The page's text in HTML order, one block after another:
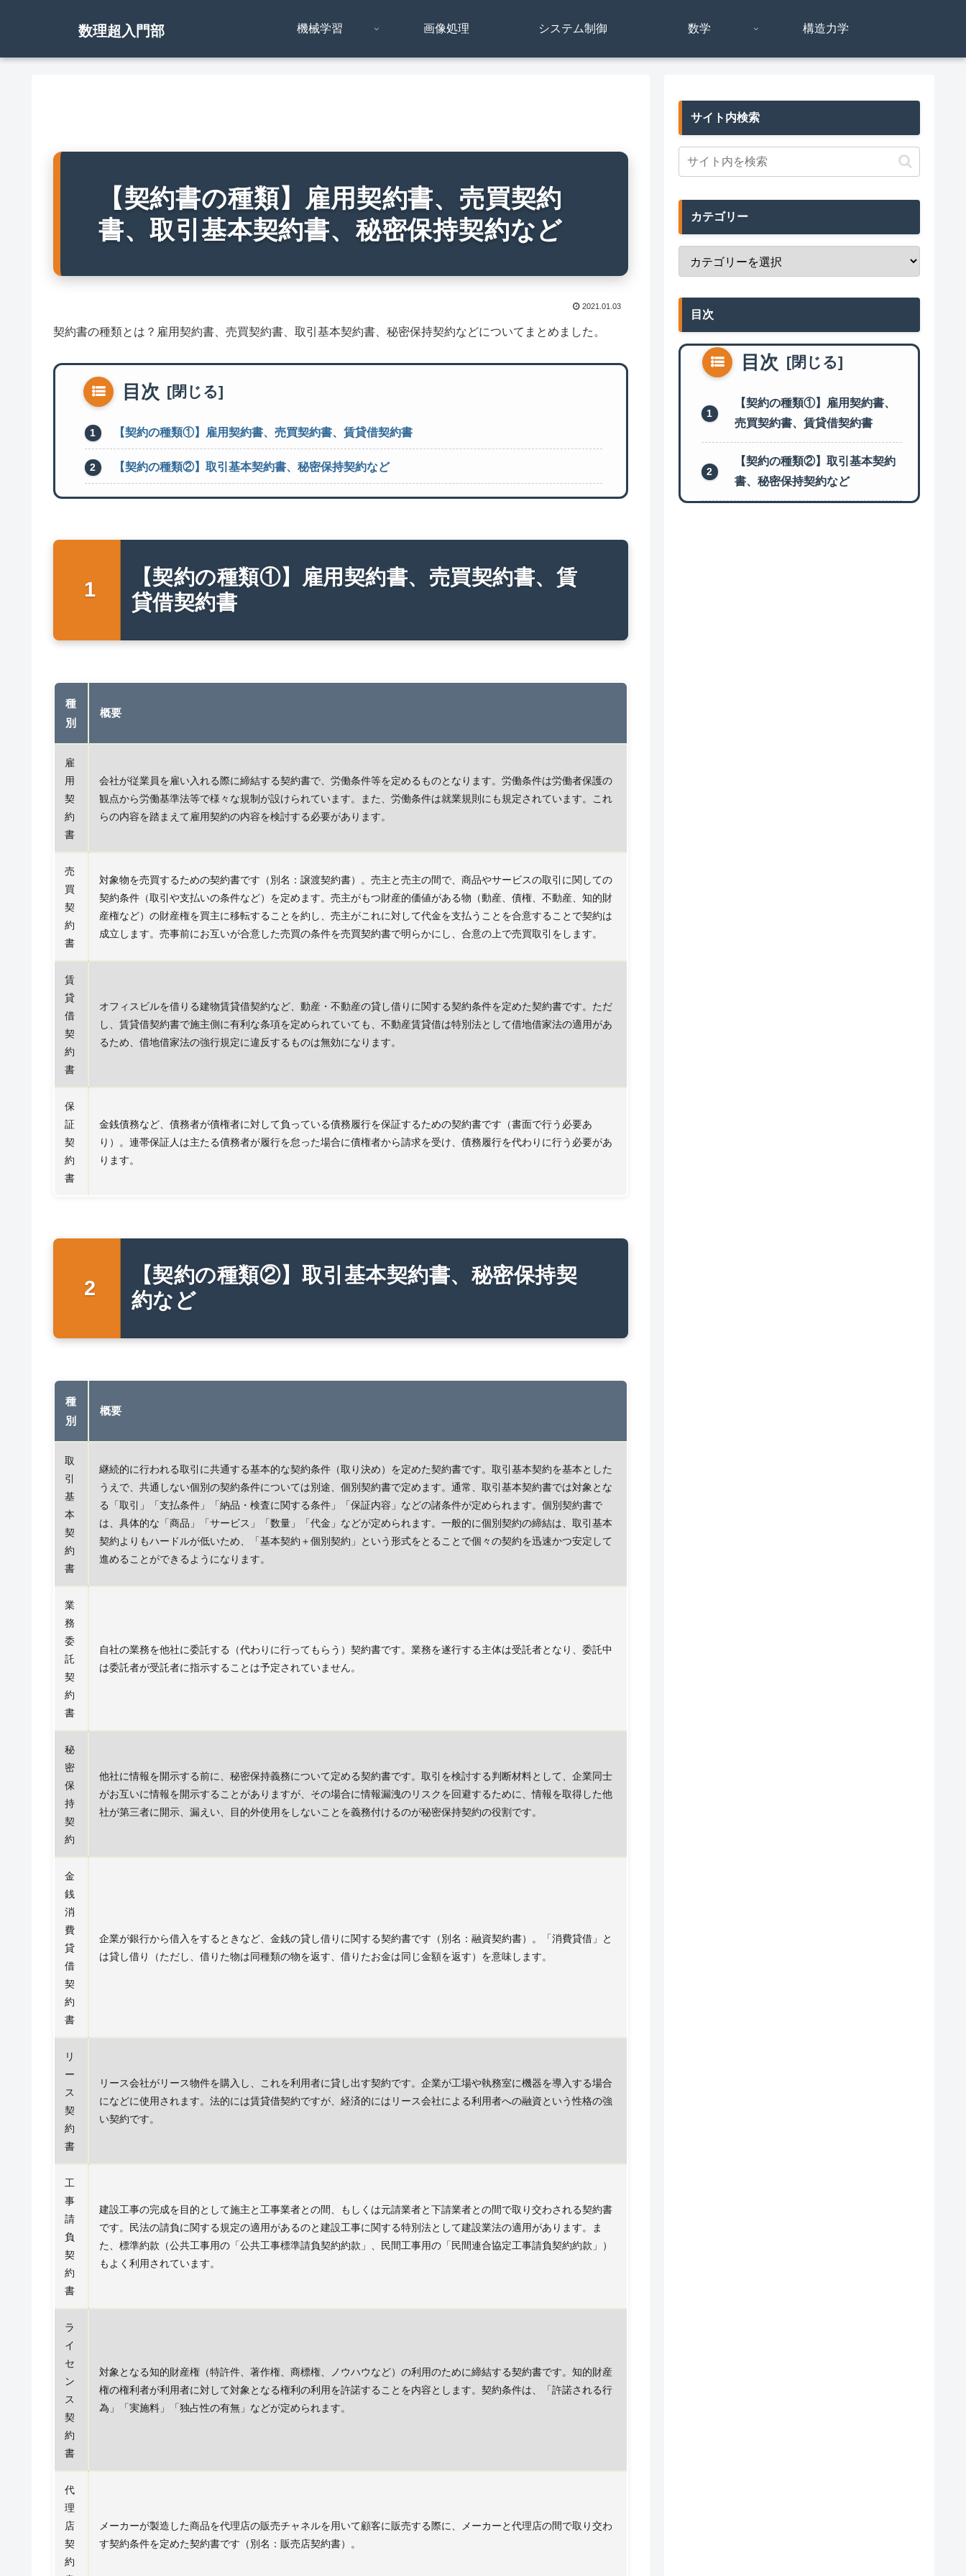
数理超入門部 機械学習 画像処理 システム制御 数学 構造力学
【契約書の種類】雇用契約書、売買契約
書、取引基本契約書、秘密保持契約など
2021.01.03
契約書の種類とは？雇用契約書、売買契約書、取引基本契約書、秘密保持契約などについてまとめました。
目次
【契約の種類①】雇用契約書、売買契約書、賃貸借契約書
【契約の種類②】取引基本契約書、秘密保持契約など
【契約の種類①】雇用契約書、売買契約書、賃
貸借契約書
種
別
概要
雇
用
契
約
書
会社が従業員を雇い入れる際に締結する契約書で、労働条件等を定めるものとなります。労働条件は労働者保護の
観点から労働基準法等で様々な規制が設けられています。また、労働条件は就業規則にも規定されています。これ
らの内容を踏まえて雇用契約の内容を検討する必要があります。
売
買
契
約
書
対象物を売買するための契約書です（別名：譲渡契約書）。売主と売主の間で、商品やサービスの取引に関しての
契約条件（取引や支払いの条件など）を定めます。売主がもつ財産的価値がある物（動産、債権、不動産、知的財
産権など）の財産権を買主に移転することを約し、売主がこれに対して代金を支払うことを合意することで契約は
成立します。売事前にお互いが合意した売買の条件を売買契約書で明らかにし、合意の上で売買取引をします。
賃
貸
借
契
約
書
オフィスビルを借りる建物賃貸借契約など、動産・不動産の貸し借りに関する契約条件を定めた契約書です。ただ
し、賃貸借契約書で施主側に有利な条項を定められていても、不動産賃貸借は特別法として借地借家法の適用があ
るため、借地借家法の強行規定に違反するものは無効になります。
保
証
契
約
書
金銭債務など、債務者が債権者に対して負っている債務履行を保証するための契約書です（書面で行う必要あ
り）。連帯保証人は主たる債務者が履行を怠った場合に債権者から請求を受け、債務履行を代わりに行う必要があ
ります。
【契約の種類②】取引基本契約書、秘密保持契
約など
種
別
概要
取
引
基
本
契
約
書
継続的に行われる取引に共通する基本的な契約条件（取り決め）を定めた契約書です。取引基本契約を基本とした
うえで、共通しない個別の契約条件については別途、個別契約書で定めます。通常、取引基本契約書では対象とな
る「取引」「支払条件」「納品・検査に関する条件」「保証内容」などの諸条件が定められます。個別契約書で
は、具体的な「商品」「サービス」「数量」「代金」などが定められます。一般的に個別契約の締結は、取引基本
契約よりもハードルが低いため、「基本契約＋個別契約」という形式をとることで個々の契約を迅速かつ安定して
進めることができるようになります。
業
務
委
託
契
約
書
自社の業務を他社に委託する（代わりに行ってもらう）契約書です。業務を遂行する主体は受託者となり、委託中
は委託者が受託者に指示することは予定されていません。
秘
密
保
持
契
約
他社に情報を開示する前に、秘密保持義務について定める契約書です。取引を検討する判断材料として、企業同士
がお互いに情報を開示することがありますが、その場合に情報漏洩のリスクを回避するために、情報を取得した他
社が第三者に開示、漏えい、目的外使用をしないことを義務付けるのが秘密保持契約の役割です。
金
銭
消
費
貸
借
契
約
書
企業が銀行から借入をするときなど、金銭の貸し借りに関する契約書です（別名：融資契約書）。「消費貸借」と
は貸し借り（ただし、借りた物は同種類の物を返す、借りたお金は同じ金額を返す）を意味します。
リ
ー
ス
契
約
書
リース会社がリース物件を購入し、これを利用者に貸し出す契約です。企業が工場や執務室に機器を導入する場合
になどに使用されます。法的には賃貸借契約ですが、経済的にはリース会社による利用者への融資という性格の強
い契約です。
工
事
請
負
契
約
書
建設工事の完成を目的として施主と工事業者との間、もしくは元請業者と下請業者との間で取り交わされる契約書
です。民法の請負に関する規定の適用があるのと建設工事に関する特別法として建設業法の適用があります。ま
た、標準約款（公共工事用の「公共工事標準請負契約約款」、民間工事用の「民間連合協定工事請負契約約款」）
もよく利用されています。
ラ
イ
セ
ン
ス
契
約
書
対象となる知的財産権（特許件、著作権、商標権、ノウハウなど）の利用のために締結する契約書です。知的財産
権の権利者が利用者に対して対象となる権利の利用を許諾することを内容とします。契約条件は、「許諾される行
為」「実施料」「独占性の有無」などが定められます。
代
理
店
契
約
メーカーが製造した商品を代理店の販売チャネルを用いて顧客に販売する際に、メーカーと代理店の間で取り交わ
す契約条件を定めた契約書です（別名：販売店契約書）。
サイト内検索
カテゴリー
目次
目次
【契約の種類①】雇用契約書、
売買契約書、賃貸借契約書
【契約の種類②】取引基本契約
書、秘密保持契約など